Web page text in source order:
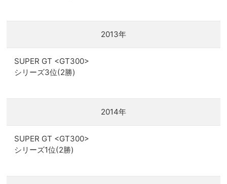
2013年
SUPER GT <GT300>
シリーズ3位(2勝)
2014年
SUPER GT <GT300>
シリーズ1位(2勝)